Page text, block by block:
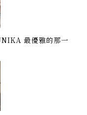
最優雅的那一